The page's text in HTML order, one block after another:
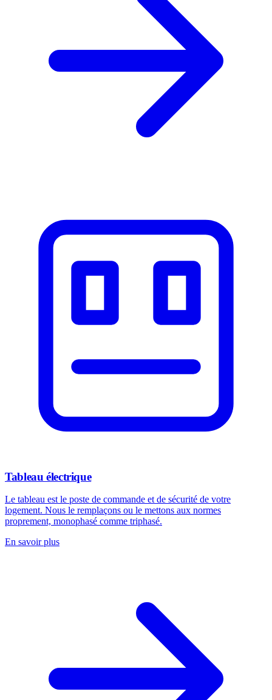
Tableau électrique
Le tableau est le poste de commande et de sécurité de votre
logement. Nous le remplaçons ou le mettons aux normes
proprement, monophasé comme triphasé.
En savoir plus